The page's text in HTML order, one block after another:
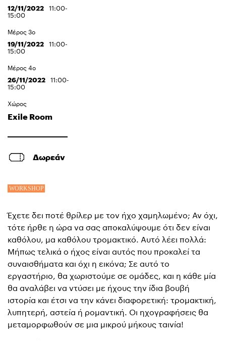
12/11/2022
11:00-
15:00
Μέρος 3ο
19/11/2022
11:00-
15:00
Μέρος 4ο
26/11/2022
11:00-
15:00
Χώρος
Exile Room
Δωρεάν
Έχετε δει ποτέ θρίλερ με τον ήχο χαμηλωμένο; Αν όχι,
τότε ήρθε η ώρα να σας αποκαλύψουμε ότι δεν είναι
καθόλου, μα καθόλου τρομακτικό. Αυτό λέει πολλά:
Μήπως τελικά ο ήχος είναι αυτός που προκαλεί τα
συναισθήματα και όχι η εικόνα; Σε αυτό το
εργαστήριο, θα χωριστούμε σε ομάδες, και η κάθε μία
θα αναλάβει να ντύσει με ήχους την ίδια βουβή
ιστορία και έτσι να την κάνει διαφορετική: τρομακτική,
λυπητερή, αστεία ή ρομαντική. Οι ηχογραφήσεις θα
μεταμορφωθούν σε μια μικρού μήκους ταινία!